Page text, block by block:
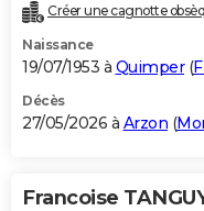
Créer une cagnotte
Naissance
19/07/1953 à Quimper(
Décès
27/05/2026 à Arzon (
Francoise